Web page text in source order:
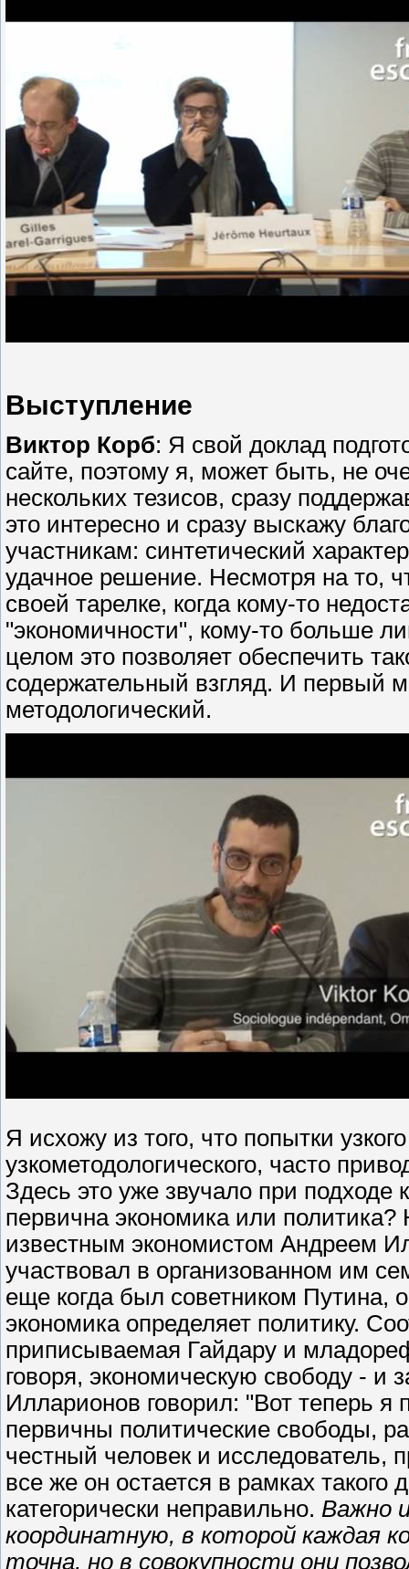
Выступление
Виктор Корб: Я свой доклад
сайте, поэтому я, может быть, не
нескольких тезисов, сразу
это интересно и сразу выскажу
участникам: синтетический
удачное решение. Несмотря на то,
своей тарелке, когда кому-то
"экономичности", кому-то больше
целом это позволяет обеспечить
содержательный взгляд. И первый
методологический.
Я исхожу из того, что попытки
узкометодологического, часто
Здесь это уже звучало при
первична экономика или
известным экономистом Андреем
участвовал в организованном им
еще когда был советником Путина,
экономика определяет политику.
приписываемая Гайдару и
говоря, экономическую свободу - и
Илларионов говорил: "Вот теперь
первичны политические свободы,
честный человек и исследователь,
все же он остается в рамках такого
категорически неправильно. Важно
координатную, в которой каждая
точна, но в совокупности они